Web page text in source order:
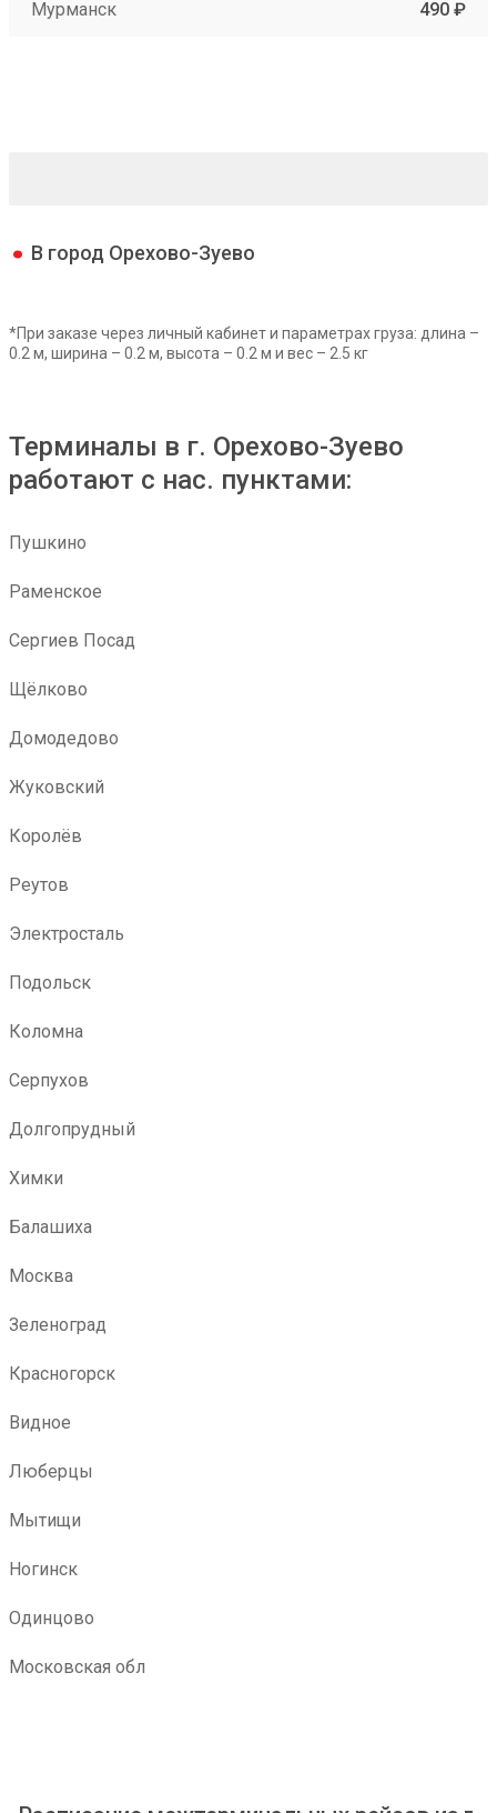
Мурманск 490 ₽
В город Орехово-Зуево
*При заказе через личный кабинет и параметрах груза: длина –
0.2 м, ширина – 0.2 м, высота – 0.2 м и вес – 2.5 кг
Терминалы в г. Орехово-Зуево
работают с нас. пунктами:
Пушкино
Раменское
Сергиев Посад
Щёлково
Домодедово
Жуковский
Королёв
Реутов
Электросталь
Подольск
Коломна
Серпухов
Долгопрудный
Химки
Балашиха
Москва
Зеленоград
Красногорск
Видное
Люберцы
Мытищи
Ногинск
Одинцово
Московская обл